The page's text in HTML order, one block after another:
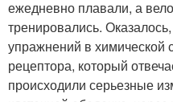
ежедневно плавали, а
тренировались.
упражнений в химической
рецептора, который
происходили серьезные